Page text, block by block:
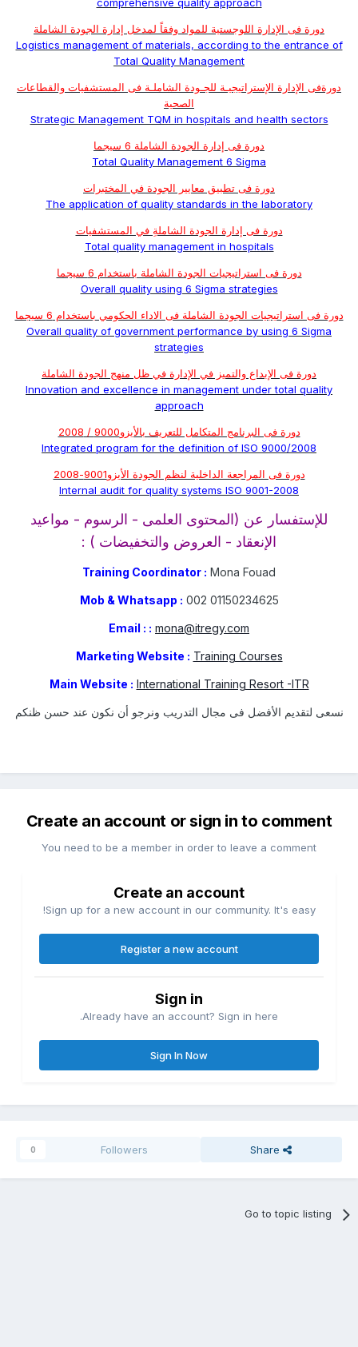
comprehensive quality approach
دورة فى الإدارة اللوجستية للمواد وفقاً لمدخل إدارة الجودة الشاملة
Logistics management of materials, according to the entrance of
Total Quality Management
دورةفى الإدارة الإستراتيجيـة للجـودة الشاملـة فى المستشفيات والقطاعات
الصحية
Strategic Management TQM in hospitals and health sectors
دورة فى إدارة الجودة الشاملة 6 سيجما
Total Quality Management 6 Sigma
دورة فى تطبيق معايير الجودة في المختبرات
The application of quality standards in the laboratory
دورة فى إدارة الجودة الشاملةِ في المستشفيات
Total quality management in hospitals
دورة فى استراتيجيات الجودة الشاملة باستخدام 6 سيجما
Overall quality using 6 Sigma strategies
دورة فى استراتيجيات الجودة الشاملة فى الاداء الحكومي باستخدام 6 سيجما
Overall quality of government performance by using 6 Sigma
strategies
دورة فى الإبداع والتميز في الإدارة في ظل منهج الجودة الشاملة
Innovation and excellence in management under total quality
approach
دورة فى البرنامج المتكامل للتعريف بالأيزو9000 / 2008
Integrated program for the definition of ISO 9000/2008
دورة فى المراجعة الداخلية لنظم الجودة الأيزو9001-2008
Internal audit for quality systems ISO 9001-2008
للإستفسار عن (المحتوى العلمى - الرسوم - مواعيد
الإنعقاد - العروض والتخفيضات ) :
Training Coordinator : Mona Fouad
Mob & Whatsapp : 002 01150234625
Email : : mona@itregy.com
Marketing Website : Training Courses
Main Website : International Training Resort -ITR
نسعى لتقديم الأفضل فى مجال التدريب ونرجو أن نكون عند حسن ظنكم
Create an account or sign in to comment
You need to be a member in order to leave a comment
Create an account
Sign up for a new account in our community. It's easy!
Register a new account
Sign in
Already have an account? Sign in here.
Sign In Now
Share
Followers
0
Go to topic listing